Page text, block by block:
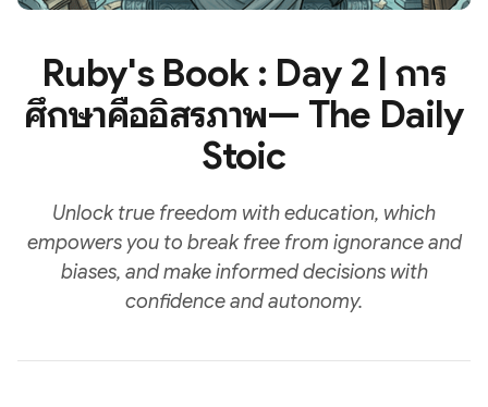
Ruby's Book : Day 2 | การ
ศึกษาคืออิสรภาพ— The Daily
Stoic
Unlock true freedom with education, which
empowers you to break free from ignorance and
biases, and make informed decisions with
confidence and autonomy.